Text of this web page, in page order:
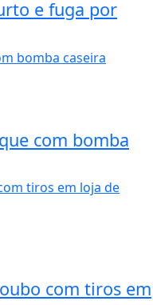
e fuga por
com bomba
com tiros em